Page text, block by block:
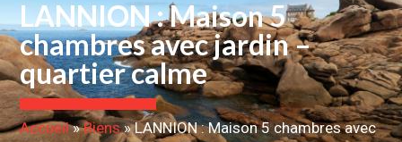
LANNION : Maison 5
chambres avec jardin –
quartier calme
Accueil»Biens»LANNION : Maison 5 chambres avec